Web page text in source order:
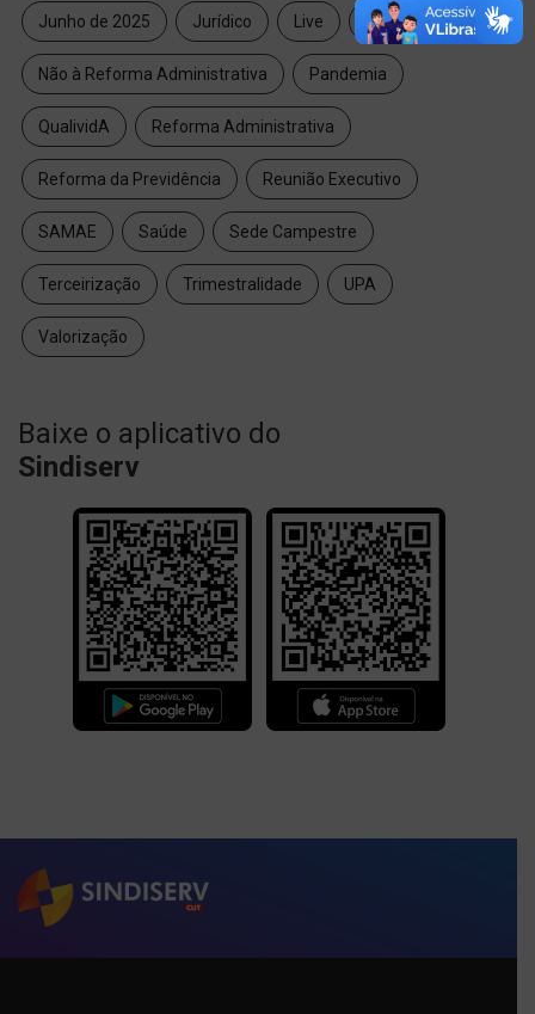
Junho de 2025 Jurídico Live Magistério
Não à Reforma Administrativa Pandemia
QualividA Reforma Administrativa
Reforma da Previdência Reunião Executivo
SAMAE Saúde Sede Campestre
Terceirização Trimestralidade UPA
Valorização
Baixe o aplicativo do
Sindiserv